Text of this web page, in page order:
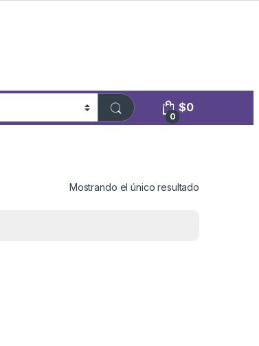
0
$0
Mostrando el único resultado